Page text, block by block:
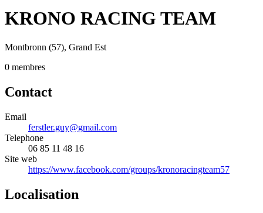
KRONO RACING TEAM
Montbronn (57), Grand Est
0 membres
Contact
Email
ferstler.guy@gmail.com
Telephone
06 85 11 48 16
Site web
https://www.facebook.com/groups/kronoracingteam57
Localisation